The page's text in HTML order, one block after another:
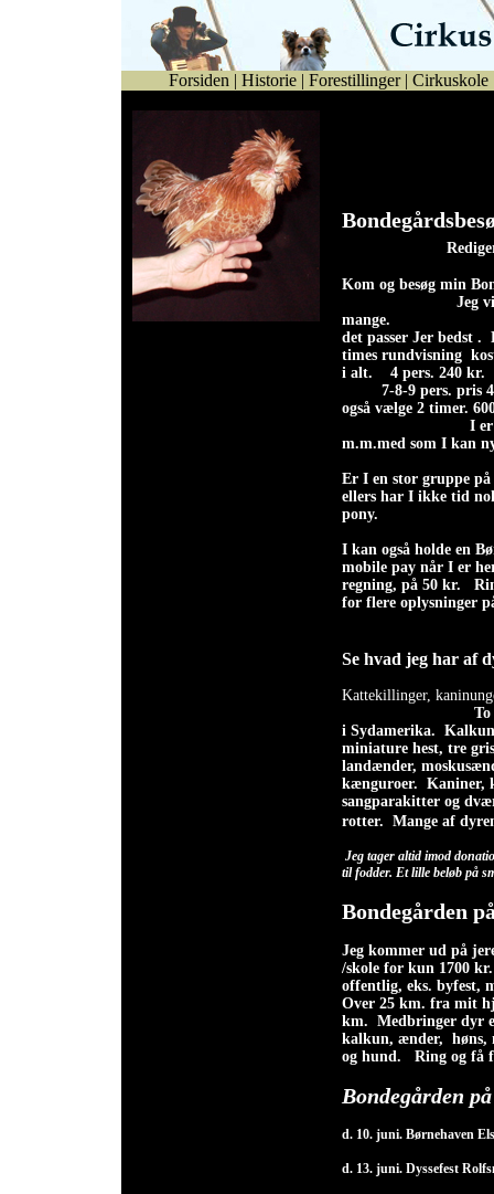
Forsiden | Historie | Forestillinger | Cirkuskole
Kom og besøg min
Jeg
mange.
det passer Jer bedst .
times rundvisning
i alt. 4 pers. 240
7-8-9 pers.
også
I er
m.m.med som I kan
Er I en stor gruppe
ellers har I ikke tid
pony.
I kan også holde en
mobile pay når I er
regning, på 50 kr.
for flere
Se hvad jeg har af
Kattekillinger,
i Sydamerika.
miniature hest, tre
landænder,
kænguroer. Kaniner,
sangparakitter og
rotter. Mange af
Jeg tager altid imod
til fodder. Et lille beløb på
Bondegården
Jeg kommer ud på
/skole for kun 1700
offentlig, eks. byfest,
Over 25 km. fra mit
km. Medbringer dyr
kalkun, ænder, høns,
og hund. Ring og få
Bondegården
d. 10. juni. Børnehaven
d. 13. juni. Dyssefest